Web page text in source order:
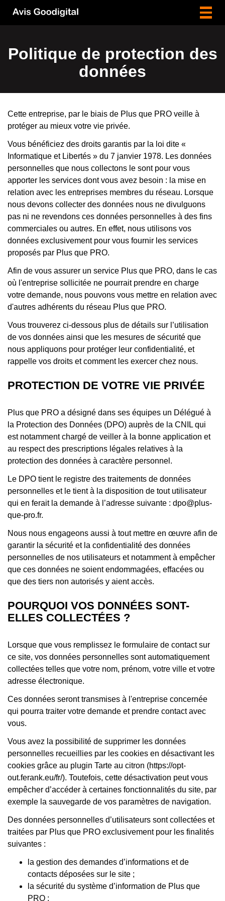
Politique de protection des
données
Cette entreprise, par le biais de Plus que PRO veille à
protéger au mieux votre vie privée.
Vous bénéficiez des droits garantis par la loi dite «
Informatique et Libertés » du 7 janvier 1978. Les données
personnelles que nous collectons le sont pour vous
apporter les services dont vous avez besoin : la mise en
relation avec les entreprises membres du réseau. Lorsque
nous devons collecter des données nous ne divulguons
pas ni ne revendons ces données personnelles à des fins
commerciales ou autres. En effet, nous utilisons vos
données exclusivement pour vous fournir les services
proposés par Plus que PRO.
Afin de vous assurer un service Plus que PRO, dans le cas
où l'entreprise sollicitée ne pourrait prendre en charge
votre demande, nous pouvons vous mettre en relation avec
d'autres adhérents du réseau Plus que PRO.
Vous trouverez ci-dessous plus de détails sur l’utilisation
de vos données ainsi que les mesures de sécurité que
nous appliquons pour protéger leur confidentialité, et
rappelle vos droits et comment les exercer chez nous.
PROTECTION DE VOTRE VIE PRIVÉE
Plus que PRO a désigné dans ses équipes un Délégué à
la Protection des Données (DPO) auprès de la CNIL qui
est notamment chargé de veiller à la bonne application et
au respect des prescriptions légales relatives à la
protection des données à caractère personnel.
Le DPO tient le registre des traitements de données
personnelles et le tient à la disposition de tout utilisateur
qui en ferait la demande à l’adresse suivante : dpo@plus-
que-pro.fr.
Nous nous engageons aussi à tout mettre en œuvre afin de
garantir la sécurité et la confidentialité des données
personnelles de nos utilisateurs et notamment à empêcher
que ces données ne soient endommagées, effacées ou
que des tiers non autorisés y aient accès.
POURQUOI VOS DONNÉES SONT-
ELLES COLLECTÉES ?
Lorsque que vous remplissez le formulaire de contact sur
ce site, vos données personnelles sont automatiquement
collectées telles que votre nom, prénom, votre ville et votre
adresse électronique.
Ces données seront transmises à l'entreprise concernée
qui pourra traiter votre demande et prendre contact avec
vous.
Vous avez la possibilité de supprimer les données
personnelles recueillies par les cookies en désactivant les
cookies grâce au plugin Tarte au citron (https://opt-
out.ferank.eu/fr/). Toutefois, cette désactivation peut vous
empêcher d’accéder à certaines fonctionnalités du site, par
exemple la sauvegarde de vos paramètres de navigation.
Des données personnelles d’utilisateurs sont collectées et
traitées par Plus que PRO exclusivement pour les finalités
suivantes :
la gestion des demandes d’informations et de
contacts déposées sur le site ;
la sécurité du système d’information de Plus que
PRO ;